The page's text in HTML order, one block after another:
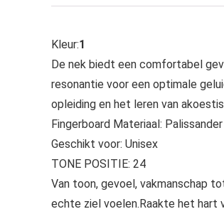
Kleur:1
De nek biedt een comfortabel
resonantie voor een optimale
opleiding en het leren van
Fingerboard Materiaal: Palissander
Geschikt voor: Unisex
TONE POSITIE: 24
Van toon, gevoel, vakmanschap
echte ziel voelen.Raakte het hart